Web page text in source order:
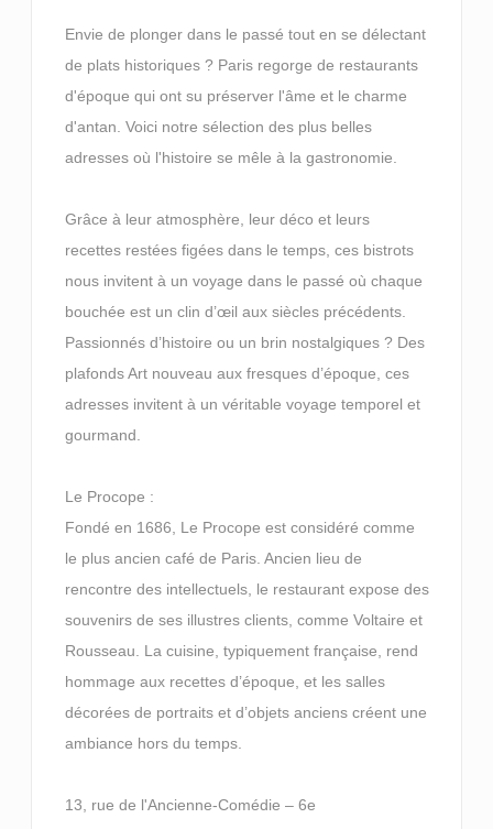
Envie de plonger dans le passé tout en se délectant
de plats historiques ? Paris regorge de restaurants
d'époque qui ont su préserver l'âme et le charme
d'antan. Voici notre sélection des plus belles
adresses où l'histoire se mêle à la gastronomie.
Grâce à leur atmosphère, leur déco et leurs
recettes restées figées dans le temps, ces bistrots
nous invitent à un voyage dans le passé où chaque
bouchée est un clin d’œil aux siècles précédents.
Passionnés d’histoire ou un brin nostalgiques ? Des
plafonds Art nouveau aux fresques d’époque, ces
adresses invitent à un véritable voyage temporel et
gourmand.
Le Procope :
Fondé en 1686, Le Procope est considéré comme
le plus ancien café de Paris. Ancien lieu de
rencontre des intellectuels, le restaurant expose des
souvenirs de ses illustres clients, comme Voltaire et
Rousseau. La cuisine, typiquement française, rend
hommage aux recettes d’époque, et les salles
décorées de portraits et d’objets anciens créent une
ambiance hors du temps.
13, rue de l'Ancienne-Comédie – 6e